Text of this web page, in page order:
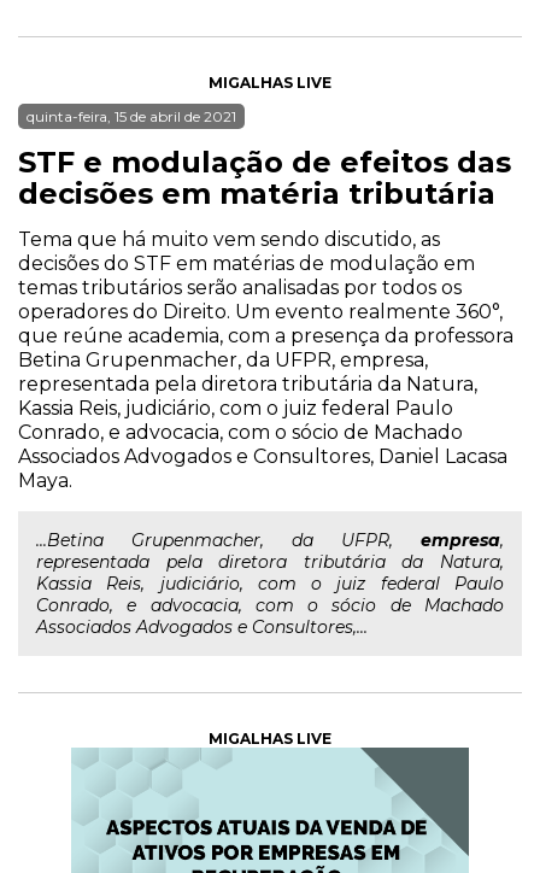
MIGALHAS LIVE
quinta-feira, 15 de abril de 2021
STF e modulação de efeitos das
decisões em matéria tributária
Tema que há muito vem sendo discutido, as
decisões do STF em matérias de modulação em
temas tributários serão analisadas por todos os
operadores do Direito. Um evento realmente 360°,
que reúne academia, com a presença da professora
Betina Grupenmacher, da UFPR, empresa,
representada pela diretora tributária da Natura,
Kassia Reis, judiciário, com o juiz federal Paulo
Conrado, e advocacia, com o sócio de Machado
Associados Advogados e Consultores, Daniel Lacasa
Maya.
...Betina Grupenmacher, da UFPR, empresa,
representada pela diretora tributária da Natura,
Kassia Reis, judiciário, com o juiz federal Paulo
Conrado, e advocacia, com o sócio de Machado
Associados Advogados e Consultores,...
MIGALHAS LIVE